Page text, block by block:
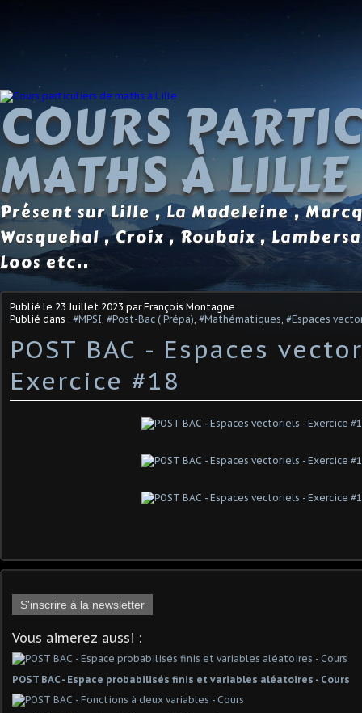
COURS
MATHS À LILLE
Présent sur Lille , La Madeleine ,
Wasquehal , Croix , Roubaix ,
Loos etc..
Publié le 23 Juillet 2023 par François Montagne
Publié dans : #MPSI #Post-Bac ( Prépa) #Mathématiques #Espaces
POST BAC - Espaces
Exercice #18
S'inscrire à la newsletter
Vous aimerez aussi :
POST BAC - Espace probabilisés finis et variables aléatoires - Cours